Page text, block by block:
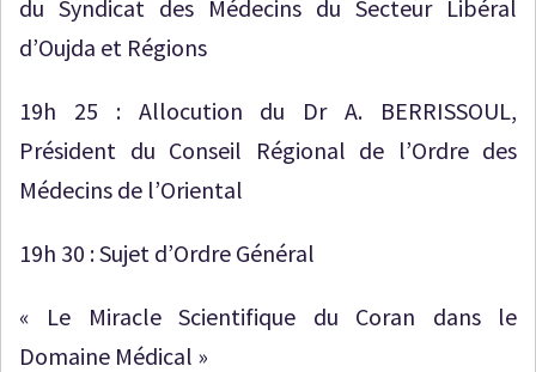
du Syndicat des Médecins du Secteur Libéral
d’Oujda et Régions
19h 25 : Allocution du Dr A. BERRISSOUL,
Président du Conseil Régional de l’Ordre des
Médecins de l’Oriental
19h 30 : Sujet d’Ordre Général
« Le Miracle Scientifique du Coran dans le
Domaine Médical »